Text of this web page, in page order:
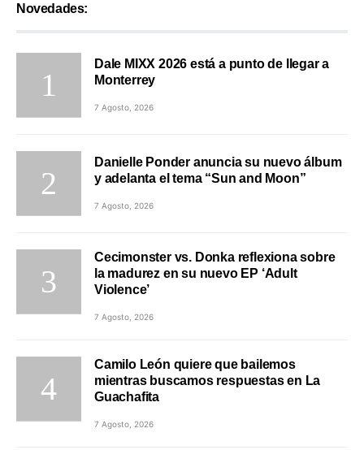
Novedades:
Dale MIXX 2026 está a punto de llegar a
Monterrey
7 Agosto, 2026
Danielle Ponder anuncia su nuevo álbum
y adelanta el tema “Sun and Moon”
7 Agosto, 2026
Cecimonster vs. Donka reflexiona sobre
la madurez en su nuevo EP ‘Adult
Violence’
7 Agosto, 2026
Camilo León quiere que bailemos
mientras buscamos respuestas en La
Guachafita
7 Agosto, 2026